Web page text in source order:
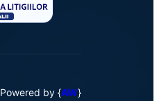
Powered by {AW}